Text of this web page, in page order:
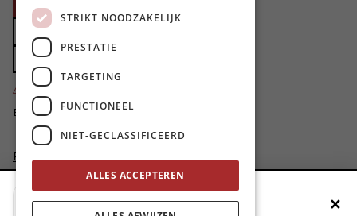
Doe een gift
Zet MO* in uw testament
4424
Bedankt voor jullie steun!
Privacybeleid
Disclaimer
AI Charter
Voeg MO* toe aan je beginscherm ✕
STRIKT NOODZAKELIJK
PRESTATIE
TARGETING
FUNCTIONEEL
NIET-GECLASSIFICEERD
ALLES ACCEPTEREN